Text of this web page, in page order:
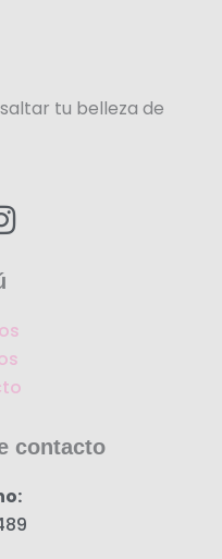
tu belleza de
I
s
t
a
g
a
m
contacto